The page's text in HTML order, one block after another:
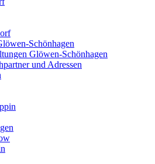
Schönhagen
Glöwen-Schönhagen
und Adressen